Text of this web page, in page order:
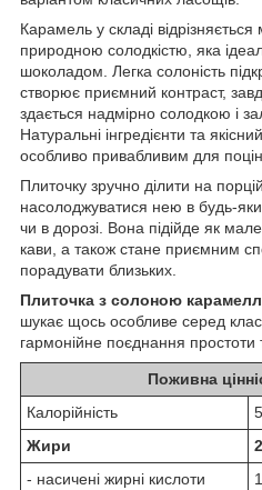
Карамель у складі
природною солодкістю, яка
шоколадом. Легка солоність
створює приємний контраст,
здається надмірно солодкою і
Натуральні інгредієнти та
особливо привабливим для
Плиточку зручно ділити на
насолоджуватися нею в будь-
чи в дорозі. Вона підійде як
кави, а також стане приємним
порадувати близьких.
Плиточка з солоною
шукає щось особливе серед
гармонійне поєднання простоти
Поживна
Калорійність
Жири
- насичені жирні кислоти